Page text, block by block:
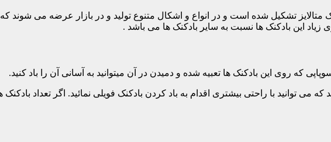
متالایز تشکیل شده است و در انواع و اشکال متنوع تولید و در بازار عرضه می شوند
زیاد این بادکنک ها نسبت به سایر بادکنک ها می باشد .
که روی این بادکنک ها تعبیه شده و دمیدن در آن میتوانید به آسانی آن را باد کنید.
توانید با راحتی بیشتری اقدام به باد کردن بادکنک فویلی نمائید. اگر تعداد بادکنک